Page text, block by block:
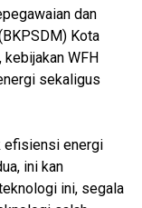
dan
Kota
WFH
sekaligus
efisiensi energi
ini kan
ini, segala